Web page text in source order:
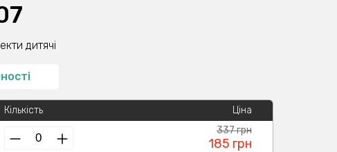
дитячі
Кількість
Ціна
337 грн
185 грн